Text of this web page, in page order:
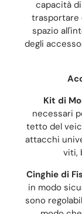
capacità
trasportare
spazio
degli
Kit di
necessari
tetto del
attacchi
viti,
Cinghie di
in modo
sono